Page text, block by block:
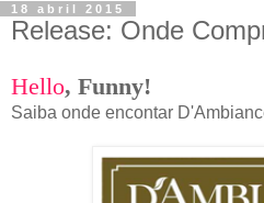
18 abril 2015
Release: Onde
Hello, Funny!
Saiba onde encontar